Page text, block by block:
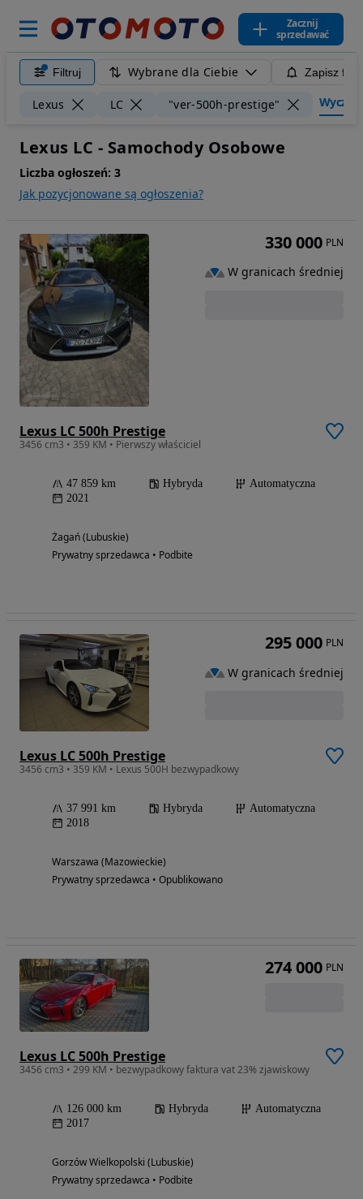
Zacznij
sprzedawać
Filtruj Wybrane dla Ciebie Zapisz
Lexus LC "ver-500h-prestige"
Lexus LC - Samochody Osobowe
Liczba ogłoszeń: 3
Jak pozycjonowane są ogłoszenia?
Lexus LC 500h Prestige
3456 cm3 • 359 KM • Pierwszy właściciel
47 859 km Hybryda
Automatyczna
2021
Żagań (Lubuskie)
Prywatny sprzedawca • Podbite
330 000 PLN
W granicach średniej
Lexus LC 500h Prestige
3456 cm3 • 359 KM • Lexus 500H bezwypadkowy
37 991 km Hybryda
Automatyczna
2018
Warszawa (Mazowieckie)
Prywatny sprzedawca • Opublikowano
295 000 PLN
W granicach średniej
Lexus LC 500h Prestige
3456 cm3 • 299 KM • bezwypadkowy faktura vat 23% zjawiskowy
126 000 km Hybryda
Automatyczna
2017
Gorzów Wielkopolski (Lubuskie)
Prywatny sprzedawca • Podbite
274 000 PLN